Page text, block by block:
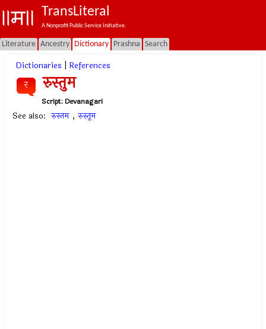
TransLiteral
A Nonprofit Public Service Initiative.
Literature Ancestry Dictionary Prashna Search
Dictionaries References
र रुस्तुम
Script:Devanagari
See also: रुस्तम , रुस्तूम